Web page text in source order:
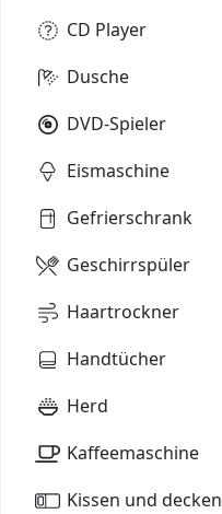
CD Player
Dusche
DVD-Spieler
Eismaschine
Gefrierschrank
Geschirrspüler
Haartrockner
Handtücher
Herd
Kaffeemaschine
Kissen und decken